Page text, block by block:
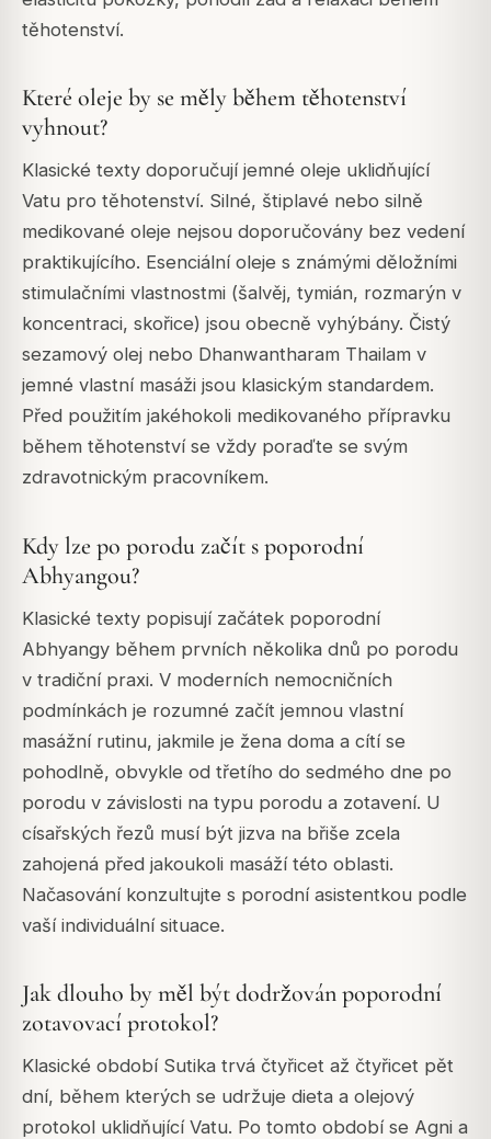
těhotenství.
Které oleje by se měly během těhotenství
vyhnout?
Klasické texty doporučují jemné oleje uklidňující
Vatu pro těhotenství. Silné, štiplavé nebo silně
medikované oleje nejsou doporučovány bez vedení
praktikujícího. Esenciální oleje s známými děložními
stimulačními vlastnostmi (šalvěj, tymián, rozmarýn v
koncentraci, skořice) jsou obecně vyhýbány. Čistý
sezamový olej nebo Dhanwantharam Thailam v
jemné vlastní masáži jsou klasickým standardem.
Před použitím jakéhokoli medikovaného přípravku
během těhotenství se vždy poraďte se svým
zdravotnickým pracovníkem.
Kdy lze po porodu začít s poporodní
Abhyangou?
Klasické texty popisují začátek poporodní
Abhyangy během prvních několika dnů po porodu
v tradiční praxi. V moderních nemocničních
podmínkách je rozumné začít jemnou vlastní
masážní rutinu, jakmile je žena doma a cítí se
pohodlně, obvykle od třetího do sedmého dne po
porodu v závislosti na typu porodu a zotavení. U
císařských řezů musí být jizva na břiše zcela
zahojená před jakoukoli masáží této oblasti.
Načasování konzultujte s porodní asistentkou podle
vaší individuální situace.
Jak dlouho by měl být dodržován poporodní
zotavovací protokol?
Klasické období Sutika trvá čtyřicet až čtyřicet pět
dní, během kterých se udržuje dieta a olejový
protokol uklidňující Vatu. Po tomto období se Agni a